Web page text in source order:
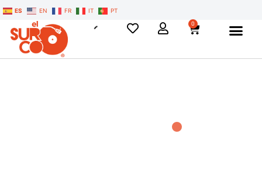
ES EN FR IT PT
0